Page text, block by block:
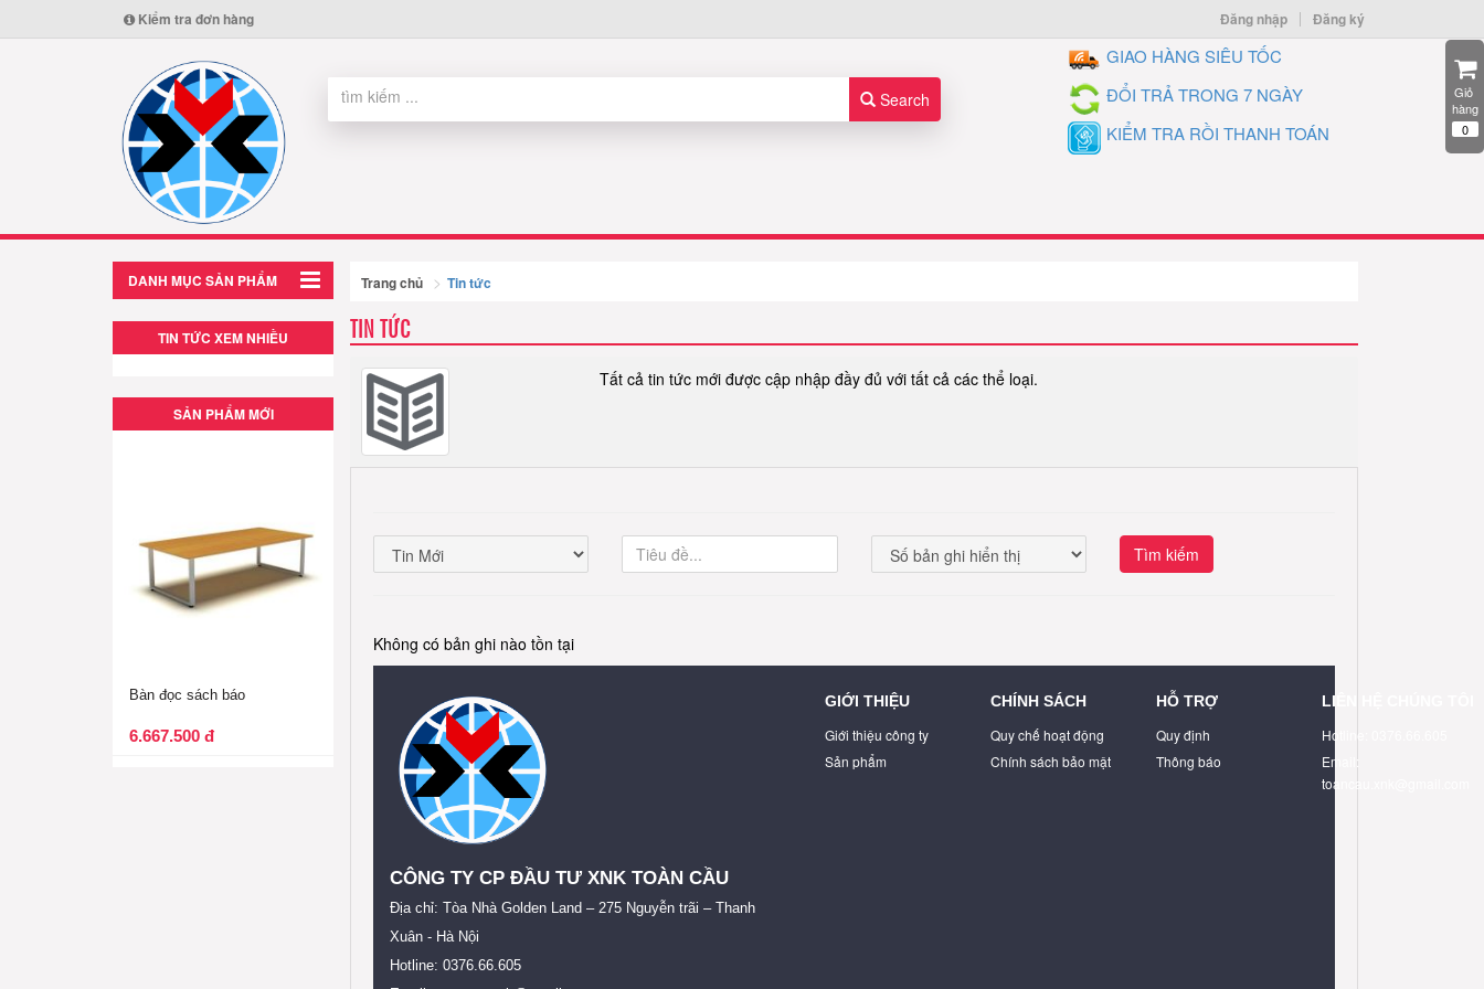
Kiểm tra đơn hàng Đăng nhập Đăng ký
Search
GIAO HÀNG SIÊU TỐC
ĐỔI TRẢ TRONG 7 NGÀY
KIỂM TRA RỒI THANH TOÁN
DANH MỤC SẢN PHẨM
TIN TỨC XEM NHIỀU
SẢN PHẨM MỚI
Bàn đọc sách báo
6.667.500 đ
Trang chủ Tin tức
TIN TỨC
Tất cả tin tức mới được cập nhập đầy đủ với tất cả các thể loại.
Tìm kiếm
Không có bản ghi nào tồn tại
CÔNG TY CP ĐẦU TƯ XNK TOÀN CẦU
Địa chỉ: Tòa Nhà Golden Land – 275 Nguyễn trãi – Thanh
Xuân - Hà Nội
Hotline: 0376.66.605
GIỚI THIỆU
Giới thiệu công ty
Sản phẩm
CHÍNH SÁCH
Quy chế hoạt động
Chính sách bảo mật
HỖ TRỢ
Quy định
Thông báo
LIÊN HỆ CHÚNG TÔI
Hotline: 0376.66.605
Email:
toancau.xnk@gmail.com
Giỏ
hàng
0